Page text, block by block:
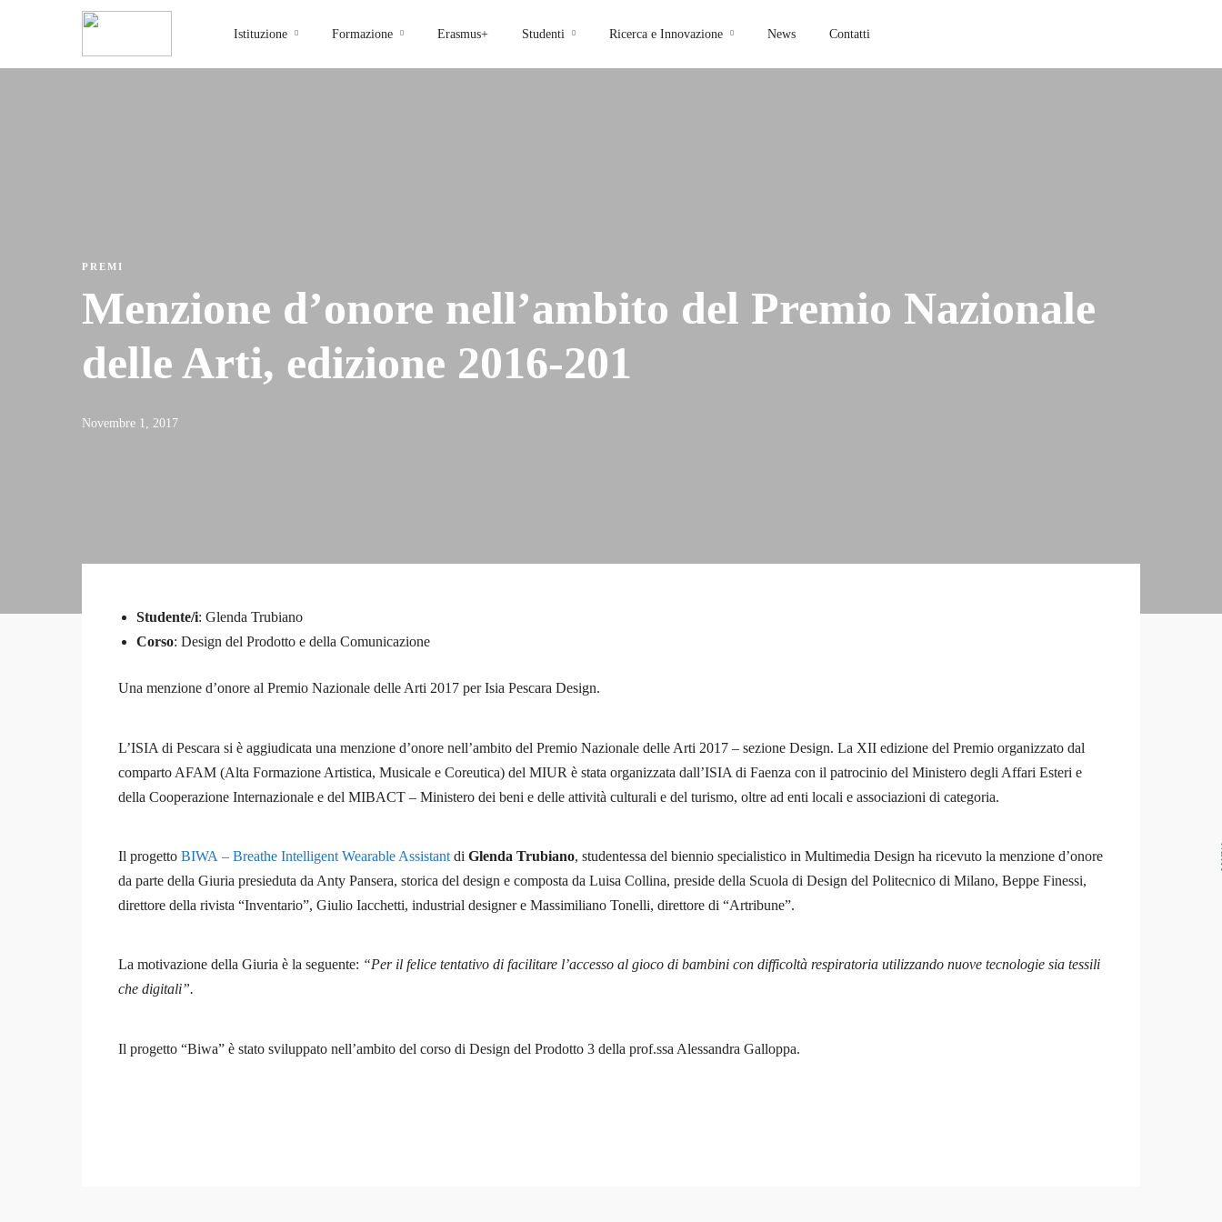
Istituzione Formazione Erasmus+ Studenti Ricerca e Innovazione News Contatti
PREMI
Menzione d’onore nell’ambito del Premio Nazionale
delle Arti, edizione 2016-201
Novembre 1, 2017
Studente/i: Glenda Trubiano
Corso: Design del Prodotto e della Comunicazione
Una menzione d’onore al Premio Nazionale delle Arti 2017 per Isia Pescara Design.
L’ISIA di Pescara si è aggiudicata una menzione d’onore nell’ambito del Premio Nazionale delle Arti 2017 – sezione Design. La XII edizione del Premio organizzato dal
comparto AFAM (Alta Formazione Artistica, Musicale e Coreutica) del MIUR è stata organizzata dall’ISIA di Faenza con il patrocinio del Ministero degli Affari Esteri e
della Cooperazione Internazionale e del MIBACT – Ministero dei beni e delle attività culturali e del turismo, oltre ad enti locali e associazioni di categoria.
Il progetto BIWA – Breathe Intelligent Wearable Assistant di Glenda Trubiano, studentessa del biennio specialistico in Multimedia Design ha ricevuto la menzione d’onore
da parte della Giuria presieduta da Anty Pansera, storica del design e composta da Luisa Collina, preside della Scuola di Design del Politecnico di Milano, Beppe Finessi,
direttore della rivista “Inventario”, Giulio Iacchetti, industrial designer e Massimiliano Tonelli, direttore di “Artribune”.
La motivazione della Giuria è la seguente: “Per il felice tentativo di facilitare l’accesso al gioco di bambini con difficoltà respiratoria utilizzando nuove tecnologie sia tessili
che digitali”.
Il progetto “Biwa” è stato sviluppato nell’ambito del corso di Design del Prodotto 3 della prof.ssa Alessandra Galloppa.
admin_isia